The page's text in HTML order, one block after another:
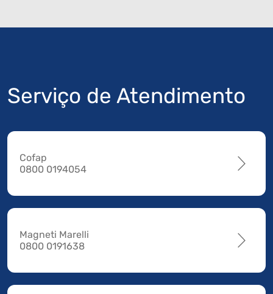
Serviço de Atendimento
Cofap
0800 0194054
Magneti Marelli
0800 0191638